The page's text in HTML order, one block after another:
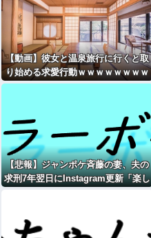
【動画】彼女と温泉旅行に行くと取
り始める求愛行動ｗｗｗｗｗｗｗｗ
ｗｗｗ
【悲報】ジャンポケ斉藤の妻、夫の
求刑7年翌日にInstagram更新「楽し